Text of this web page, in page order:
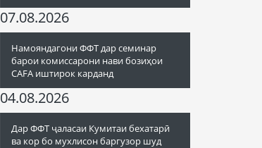
07.08.2026
Намояндагони ФФТ дар семинар
барои комиссарони нави бозиҳои
CAFA иштирок карданд
04.08.2026
Дар ФФТ ҷаласаи Кумитаи бехатарӣ
ва кор бо мухлисон баргузор шуд